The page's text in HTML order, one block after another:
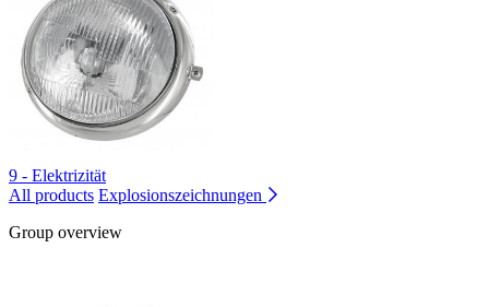
9 - Elektrizität
All products Explosionszeichnungen
Group overview